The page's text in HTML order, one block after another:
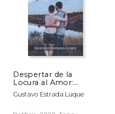
50%
dcto.
Despertar de la
Locura al Amor:
Poemas, Frases,
Reflexiones y
Gustavo Estrada Luque